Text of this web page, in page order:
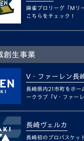
麻雀プロリーグ「Mリ
こちらをチェック！
創生事業
V・ファーレン長
長崎県内21市町をホー
ークラブ「V・ファーレ
長崎ヴェルカ
長崎初のプロバスケッ